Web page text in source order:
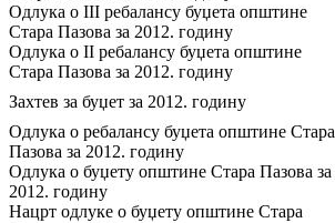
Одлука о III ребалансу буџета општине
Стара Пазова за 2012. годину
Одлука о II ребалансу буџета општине
Стара Пазова за 2012. годину
Захтев за буџет за 2012. годину
Одлука о ребалансу буџета општине Стара
Пазова за 2012. годину
Одлука о буџету општине Стара Пазова за
2012. годину
Нацрт одлуке о буџету општине Стара